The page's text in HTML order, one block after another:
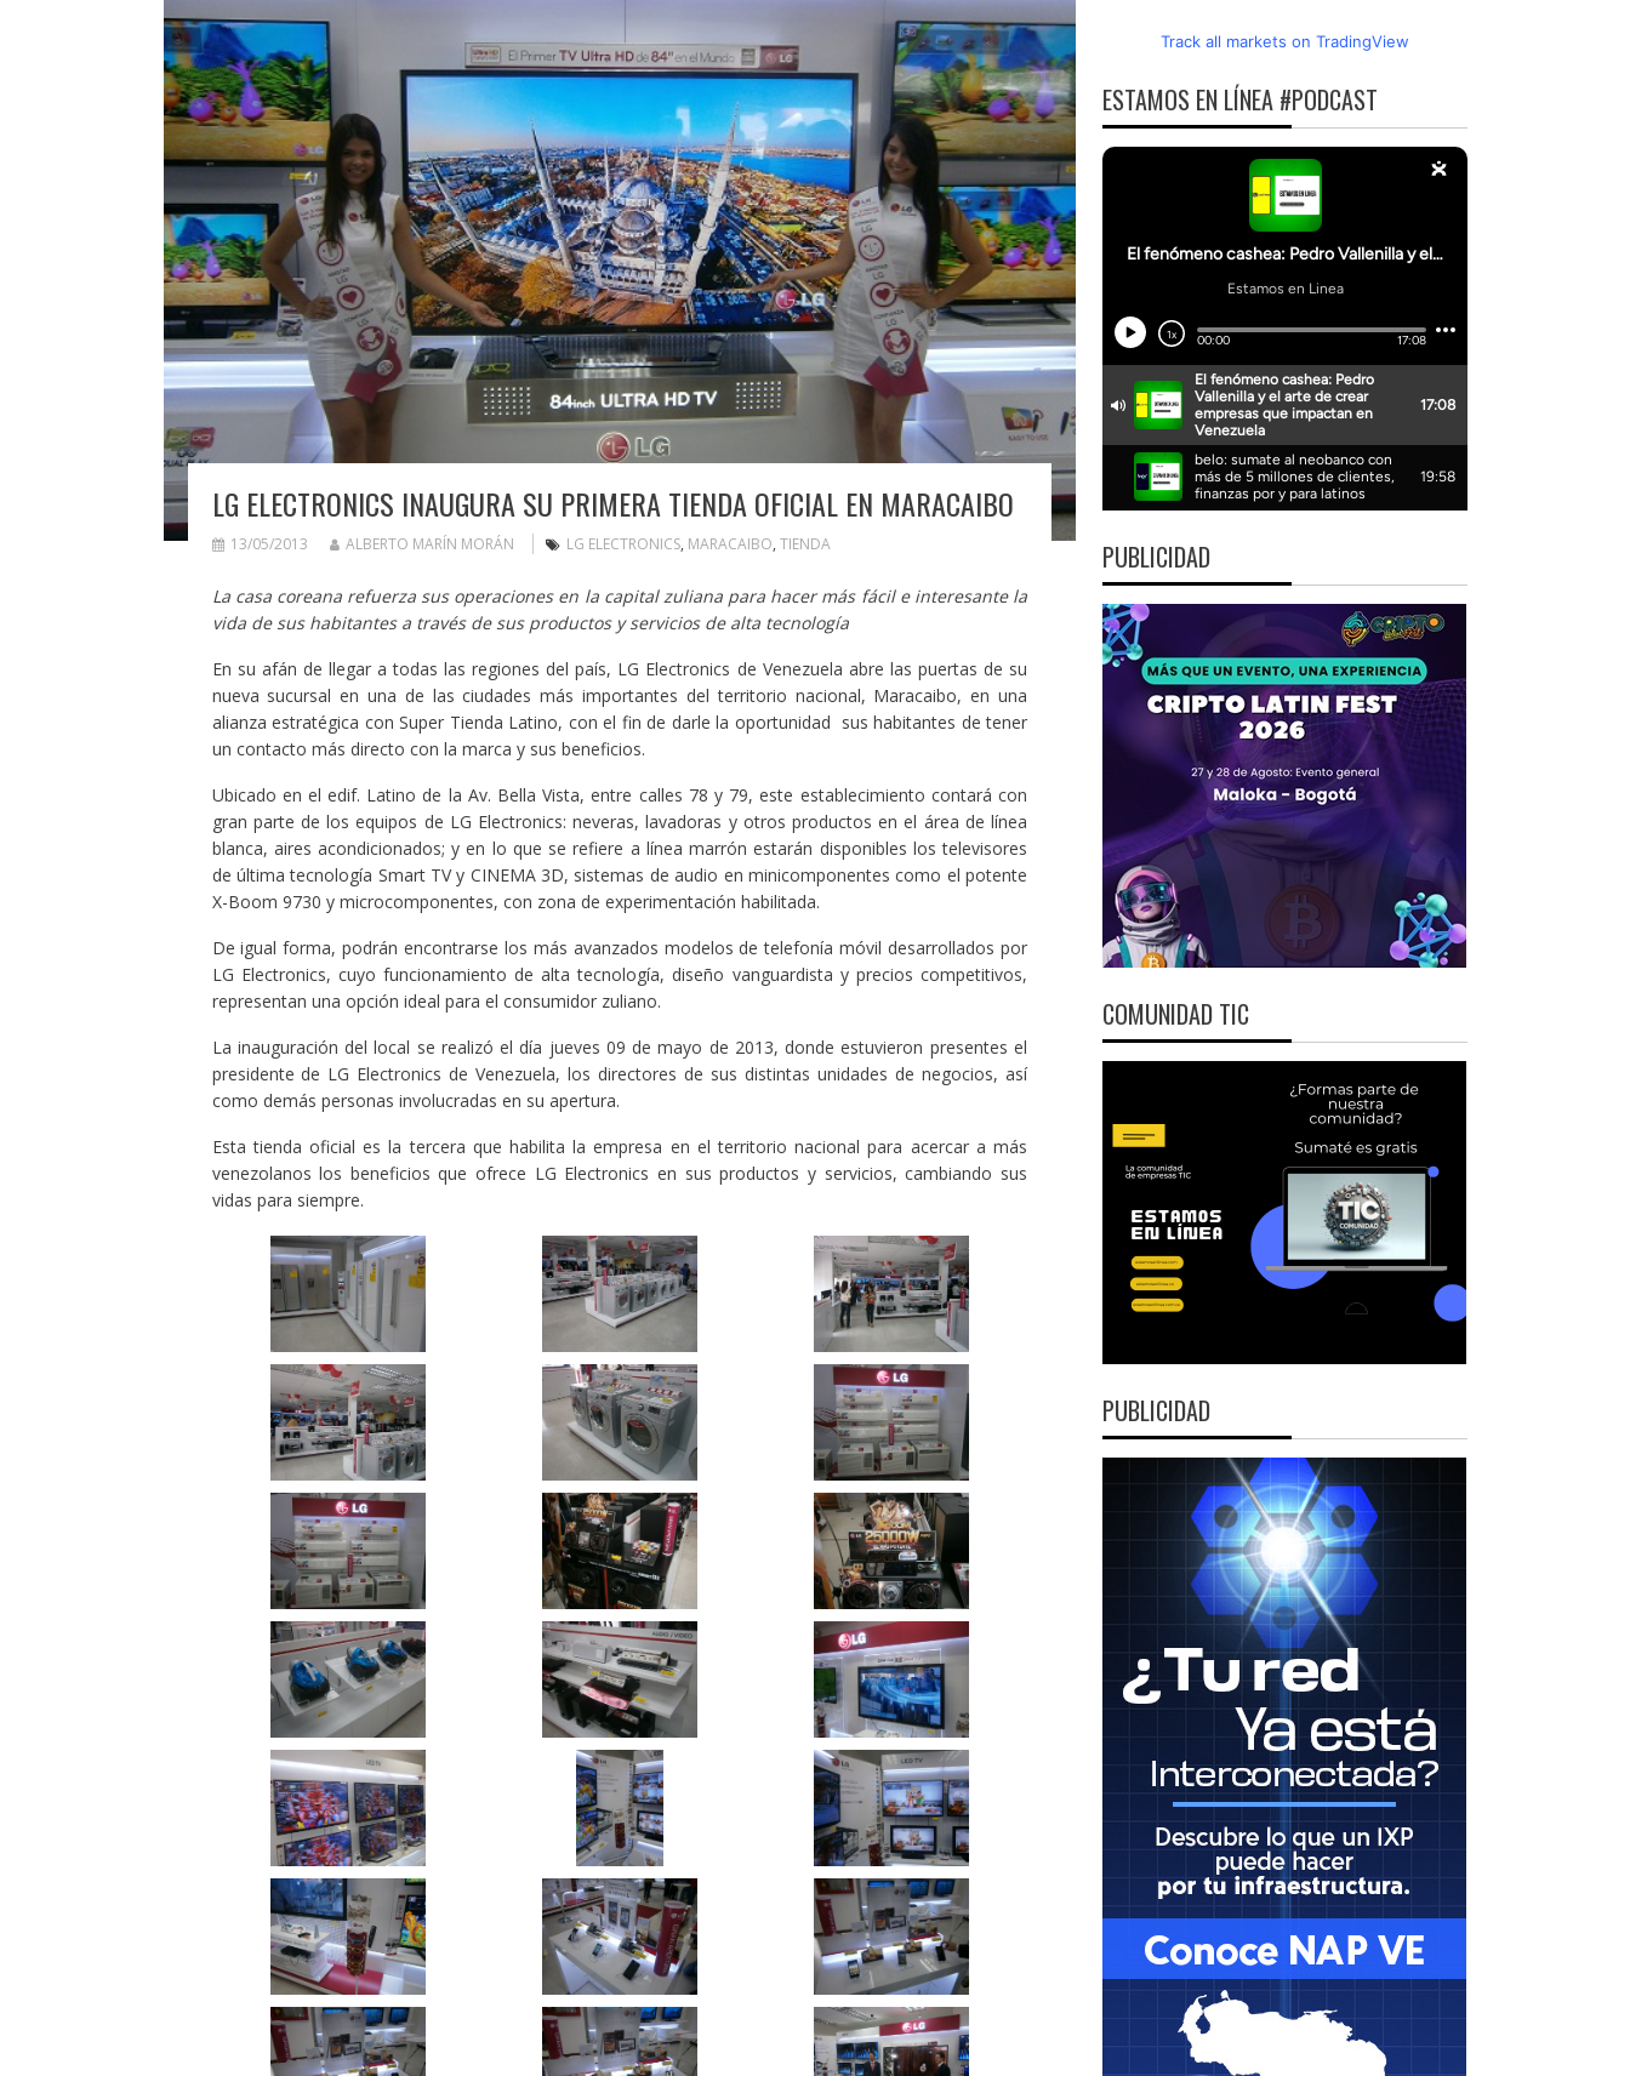
LG ELECTRONICS INAUGURA SU PRIMERA TIENDA OFICIAL EN MARACAIBO
13/05/2013 ALBERTO MARÍN MORÁN LG ELECTRONICS, MARACAIBO, TIENDA
La casa coreana refuerza sus operaciones en la capital zuliana para hacer más fácil e interesante la
vida de sus habitantes a través de sus productos y servicios de alta tecnología
En su afán de llegar a todas las regiones del país, LG Electronics de Venezuela abre las puertas de su
nueva sucursal en una de las ciudades más importantes del territorio nacional, Maracaibo, en una
alianza estratégica con Super Tienda Latino, con el fin de darle la oportunidad sus habitantes de tener
un contacto más directo con la marca y sus beneficios.
Ubicado en el edif. Latino de la Av. Bella Vista, entre calles 78 y 79, este establecimiento contará con
gran parte de los equipos de LG Electronics: neveras, lavadoras y otros productos en el área de línea
blanca, aires acondicionados; y en lo que se refiere a línea marrón estarán disponibles los televisores
de última tecnología Smart TV y CINEMA 3D, sistemas de audio en minicomponentes como el potente
X-Boom 9730 y microcomponentes, con zona de experimentación habilitada.
De igual forma, podrán encontrarse los más avanzados modelos de telefonía móvil desarrollados por
LG Electronics, cuyo funcionamiento de alta tecnología, diseño vanguardista y precios competitivos,
representan una opción ideal para el consumidor zuliano.
La inauguración del local se realizó el día jueves 09 de mayo de 2013, donde estuvieron presentes el
presidente de LG Electronics de Venezuela, los directores de sus distintas unidades de negocios, así
como demás personas involucradas en su apertura.
Esta tienda oficial es la tercera que habilita la empresa en el territorio nacional para acercar a más
venezolanos los beneficios que ofrece LG Electronics en sus productos y servicios, cambiando sus
vidas para siempre.
Track all markets on TradingView
ESTAMOS EN LÍNEA #PODCAST
PUBLICIDAD
COMUNIDAD TIC
PUBLICIDAD